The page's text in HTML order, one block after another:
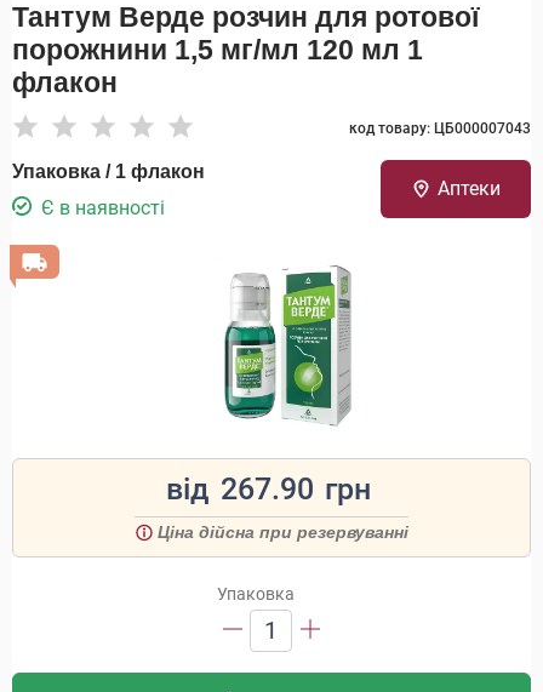
Тантум Верде розчин для ротової
порожнини 1,5 мг/мл 120 мл 1
флакон
код товару: ЦБ000007043
Упаковка / 1 флакон
Є в наявності
Аптеки
від 267.90 грн
Ціна дійсна при резервуванні
Упаковка
1